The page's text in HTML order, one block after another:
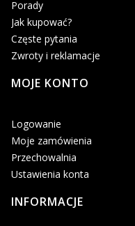
Porady
Jak kupować?
Częste pytania
Zwroty i reklamacje
MOJE KONTO
Logowanie
Moje zamówienia
Przechowalnia
Ustawienia konta
INFORMACJE